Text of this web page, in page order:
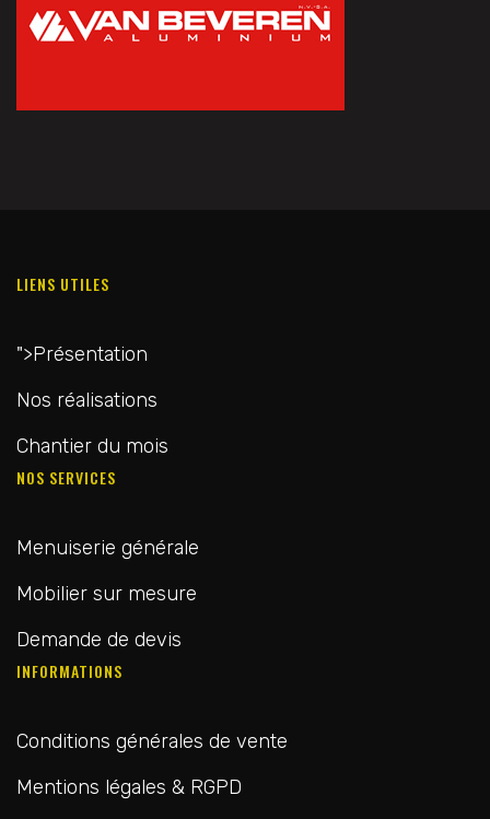
LIENS UTILES
">Présentation
Nos réalisations
Chantier du mois
NOS SERVICES
Menuiserie générale
Mobilier sur mesure
Demande de devis
INFORMATIONS
Conditions générales de vente
Mentions légales & RGPD